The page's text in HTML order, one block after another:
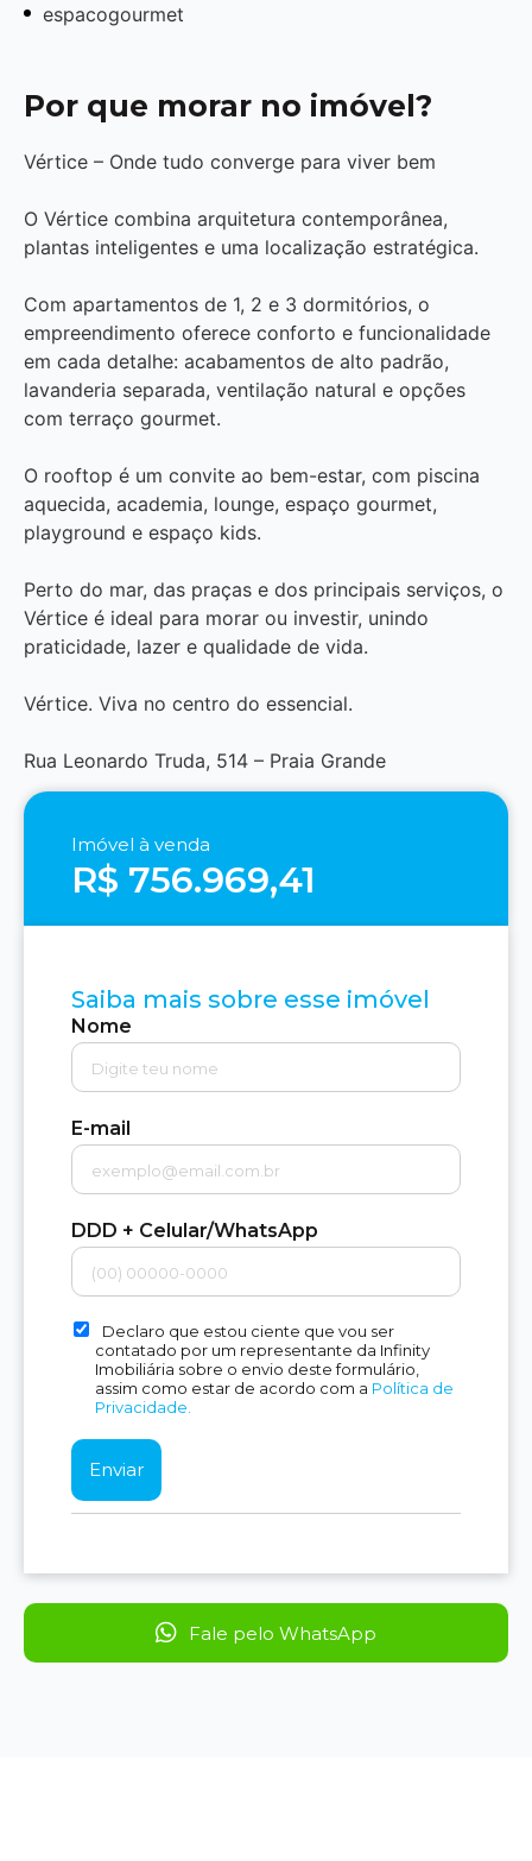
espacogourmet
Por que morar no imóvel?
Vértice – Onde tudo converge para viver bem
O Vértice combina arquitetura contemporânea,
plantas inteligentes e uma localização estratégica.
Com apartamentos de 1, 2 e 3 dormitórios, o
empreendimento oferece conforto e funcionalidade
em cada detalhe: acabamentos de alto padrão,
lavanderia separada, ventilação natural e opções
com terraço gourmet.
O rooftop é um convite ao bem-estar, com piscina
aquecida, academia, lounge, espaço gourmet,
playground e espaço kids.
Perto do mar, das praças e dos principais serviços, o
Vértice é ideal para morar ou investir, unindo
praticidade, lazer e qualidade de vida.
Vértice. Viva no centro do essencial.
Rua Leonardo Truda, 514 – Praia Grande
Imóvel à venda
R$ 756.969,41
Saiba mais sobre esse imóvel
Nome
E-mail
DDD + Celular/WhatsApp
Declaro que estou ciente que vou ser
contatado por um representante da Infinity
Imobiliária sobre o envio deste formulário,
assim como estar de acordo com a Política de
Privacidade.
Fale pelo WhatsApp